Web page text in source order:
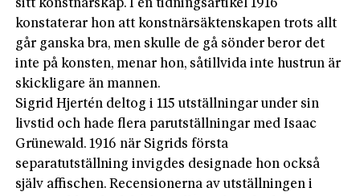
sitt konstnärskap. I en tidningsartikel 1916
konstaterar hon att konstnärsäktenskapen trots allt
går ganska bra, men skulle de gå sönder beror det
inte på konsten, menar hon, såtillvida inte hustrun är
skickligare än mannen.
Sigrid Hjertén deltog i 115 utställningar under sin
livstid och hade flera parutställningar med Isaac
Grünewald. 1916 när Sigrids första
separatutställning invigdes designade hon också
själv affischen. Recensionerna av utställningen i